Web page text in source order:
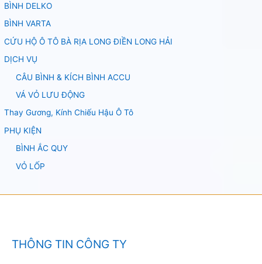
BÌNH DELKO
BÌNH VARTA
CỨU HỘ Ô TÔ BÀ RỊA LONG ĐIỀN LONG HẢI
DỊCH VỤ
CÂU BÌNH & KÍCH BÌNH ACCU
VÁ VỎ LƯU ĐỘNG
Thay Gương, Kính Chiếu Hậu Ô Tô
PHỤ KIỆN
BÌNH ẮC QUY
VỎ LỐP
THÔNG TIN CÔNG TY